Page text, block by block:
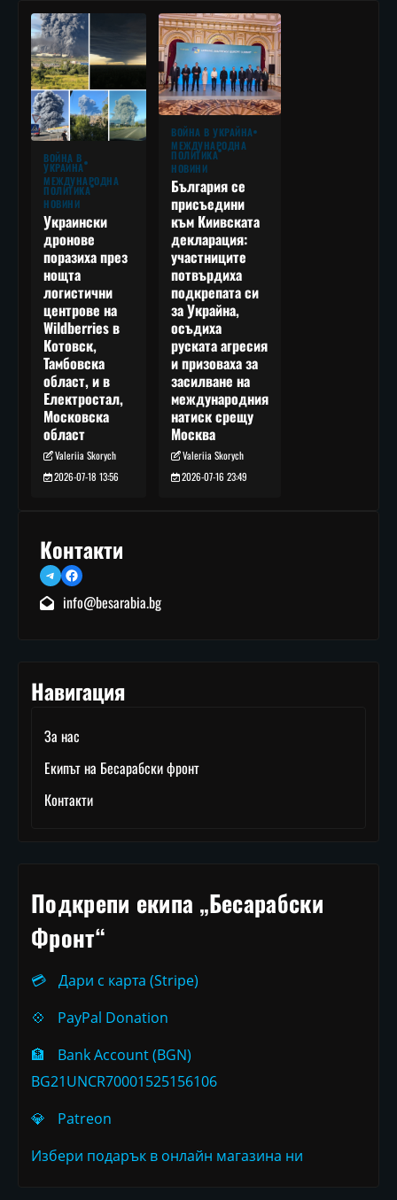
ВОЙНА В
УКРАЙНА
МЕЖДУНАРОДНА
ПОЛИТИКА
НОВИНИ
Украински
дронове
поразиха през
нощта
логистични
центрове на
Wildberries в
Котовск,
Тамбовска
област, и в
Електростал,
Московска
област
Valeriia Skorych
2026-07-18 13:56
ВОЙНА В УКРАЙНА
МЕЖДУНАРОДНА
ПОЛИТИКА
НОВИНИ
България се
присъедини
към Киивската
декларация:
участниците
потвърдиха
подкрепата си
за Украйна,
осъдиха
руската агресия
и призоваха за
засилване на
международния
натиск срещу
Москва
Valeriia Skorych
2026-07-16 23:49
Контакти
TelegramFacebook
info@besarabia.bg
Навигация
За нас
Екипът на Бесарабски фронт
Контакти
Подкрепи екипа „Бесарабски
Фронт“
💳
Дари с карта (Stripe)
💠
PayPal Donation
🏦
Bank Account (BGN)
BG21UNCR70001525156106
💎
Patreon
Избери подарък в онлайн магазина ни